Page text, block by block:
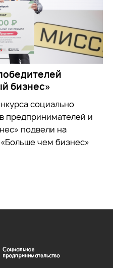
бизнес»
социально
предпринимателей и
подвели на
чем бизнес»